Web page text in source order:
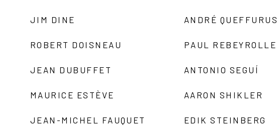
JIM DINE
ROBERT DOISNEAU
JEAN DUBUFFET
MAURICE ESTÈVE
JEAN-MICHEL FAUQUET
ANDRÉ QUEFFURUS
PAUL REBEYROLLE
ANTONIO SEGUÍ
AARON SHIKLER
EDIK STEINBERG